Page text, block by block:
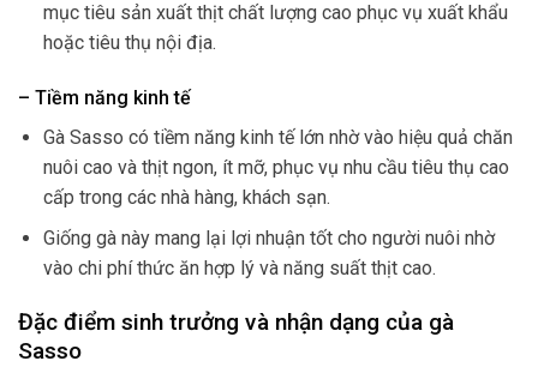
mục tiêu sản xuất thịt chất lượng cao phục vụ xuất khẩu
hoặc tiêu thụ nội địa.
– Tiềm năng kinh tế
Gà Sasso có tiềm năng kinh tế lớn nhờ vào hiệu quả chăn
nuôi cao và thịt ngon, ít mỡ, phục vụ nhu cầu tiêu thụ cao
cấp trong các nhà hàng, khách sạn.
Giống gà này mang lại lợi nhuận tốt cho người nuôi nhờ
vào chi phí thức ăn hợp lý và năng suất thịt cao.
Đặc điểm sinh trưởng và nhận dạng của gà
Sasso